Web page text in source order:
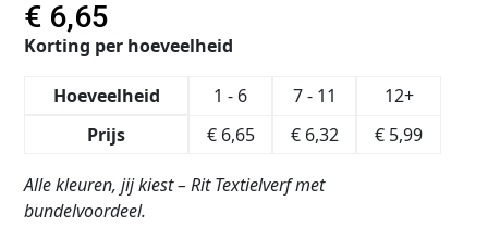
€ 6,65
Korting per hoeveelheid
Hoeveelheid 1 - 6 7 - 11
12+
Prijs
€6,65 €6,32 € 5,99
Alle kleuren, jij kiest – Rit Textielverf met
bundelvoordeel.